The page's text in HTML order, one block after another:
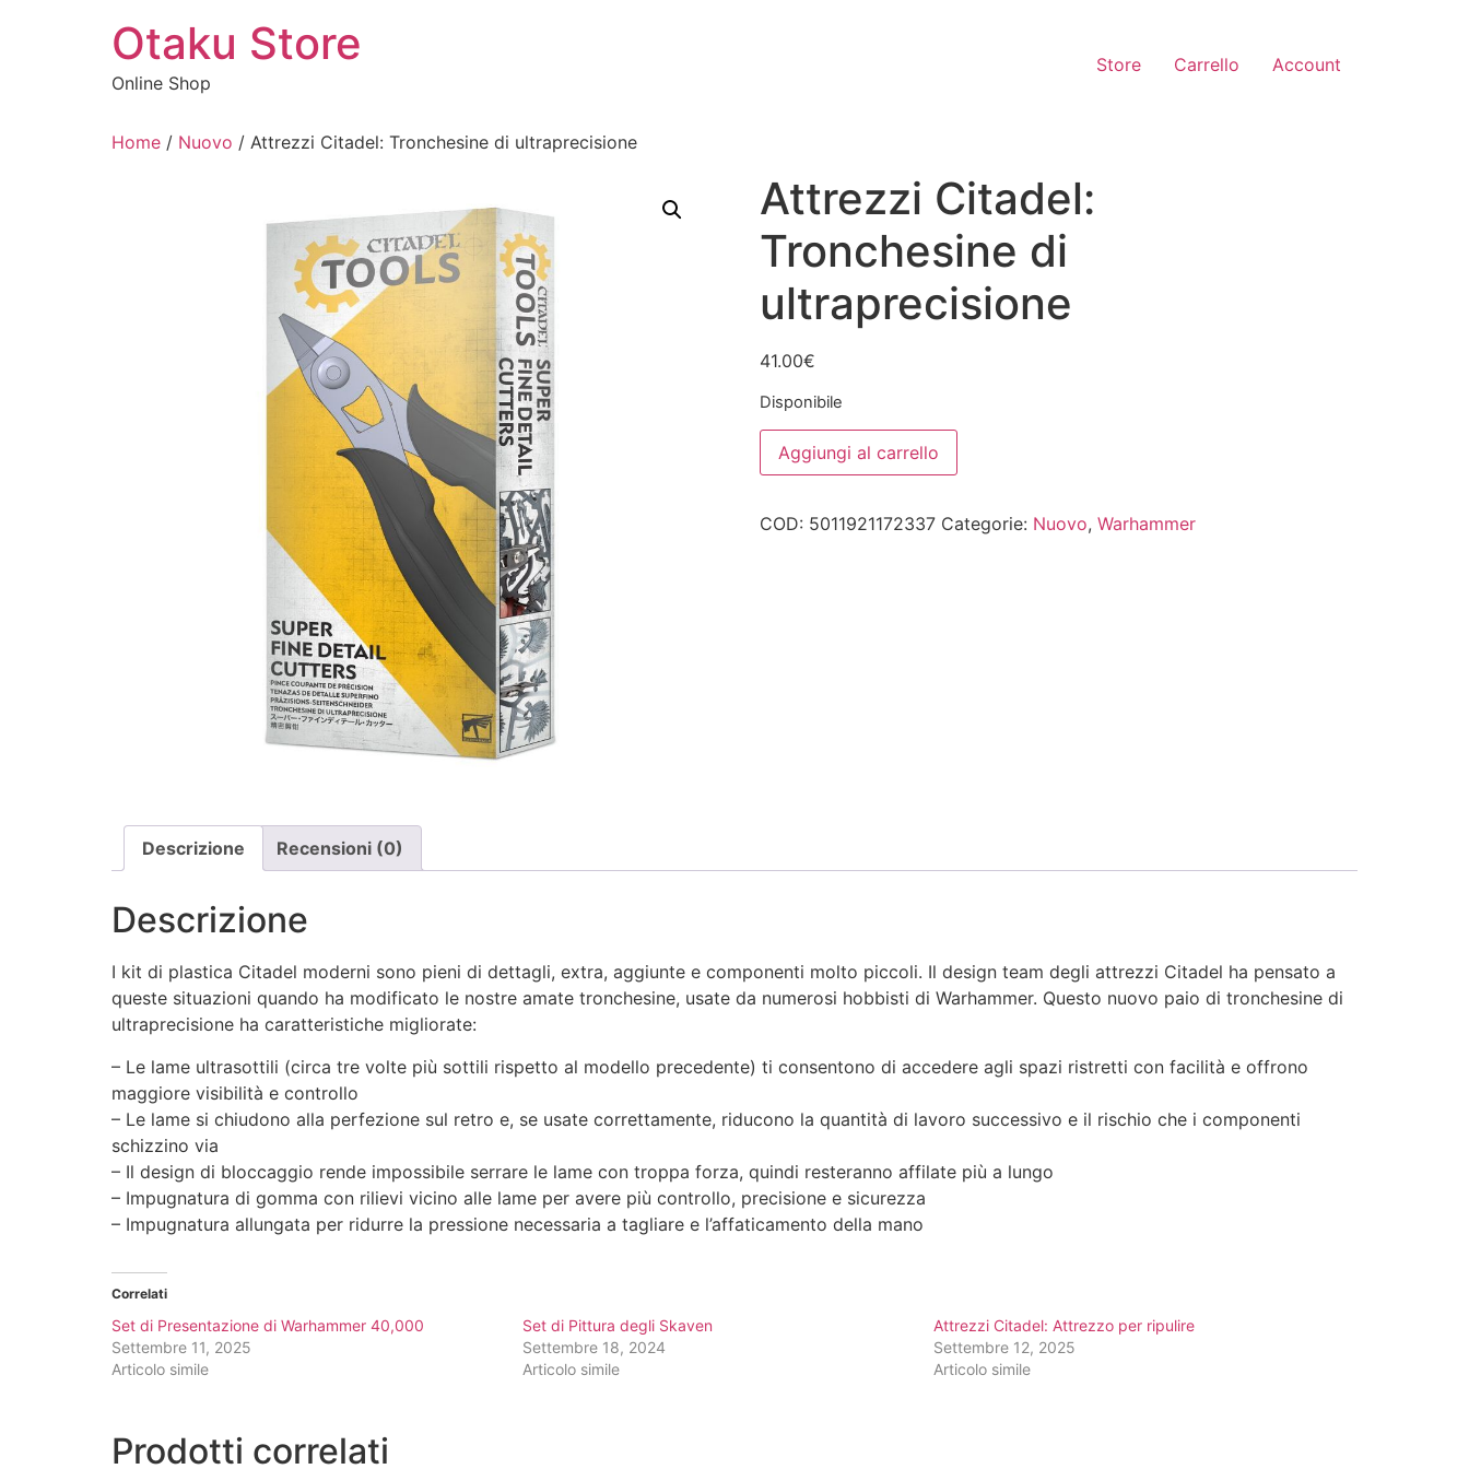
Otaku Store
Online Shop
Store Carrello Account
Home / Nuovo / Attrezzi Citadel: Tronchesine di ultraprecisione
Attrezzi Citadel:
Tronchesine di
ultraprecisione
41.00€
Disponibile
Attrezzi
Citadel:
Tronchesine
quantità
Aggiungi al carrello
COD: 5011921172337 Categorie: Nuovo, Warhammer
Descrizione Recensioni (0)
Descrizione
I kit di plastica Citadel moderni sono pieni di dettagli, extra, aggiunte e componenti molto piccoli. Il design team degli attrezzi Citadel ha pensato a
queste situazioni quando ha modificato le nostre amate tronchesine, usate da numerosi hobbisti di Warhammer. Questo nuovo paio di tronchesine di
ultraprecisione ha caratteristiche migliorate:
– Le lame ultrasottili (circa tre volte più sottili rispetto al modello precedente) ti consentono di accedere agli spazi ristretti con facilità e offrono
maggiore visibilità e controllo
– Le lame si chiudono alla perfezione sul retro e, se usate correttamente, riducono la quantità di lavoro successivo e il rischio che i componenti
schizzino via
– Il design di bloccaggio rende impossibile serrare le lame con troppa forza, quindi resteranno affilate più a lungo
– Impugnatura di gomma con rilievi vicino alle lame per avere più controllo, precisione e sicurezza
– Impugnatura allungata per ridurre la pressione necessaria a tagliare e l’affaticamento della mano
Correlati
Set di Presentazione di Warhammer 40,000
Settembre 11, 2025
Articolo simile
Set di Pittura degli Skaven
Settembre 18, 2024
Articolo simile
Attrezzi Citadel: Attrezzo per ripulire
Settembre 12, 2025
Articolo simile
Prodotti correlati